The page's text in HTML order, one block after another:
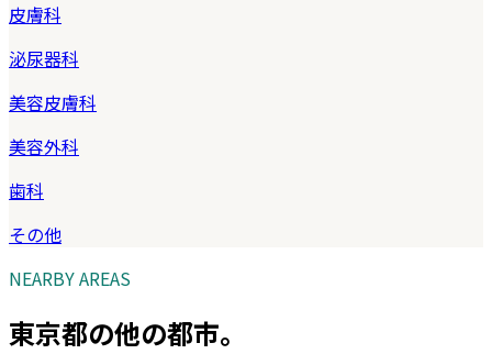
皮膚科
泌尿器科
美容皮膚科
美容外科
歯科
その他
NEARBY AREAS
東京都の他の都市。